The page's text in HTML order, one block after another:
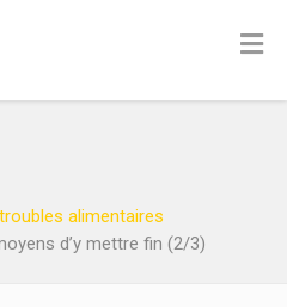
alimentaires
d’y mettre fin (2/3)